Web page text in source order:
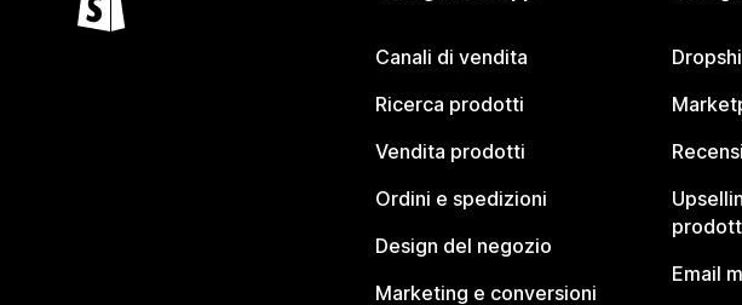
Canali di vendita
Ricerca prodotti
Vendita prodotti
Ordini e spedizioni
Design del negozio
Marketing e conversioni
Email